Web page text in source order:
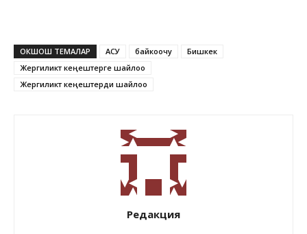
ОКШОШ ТЕМАЛАР АСУ байкоочу
Бишкек
Жергиликтүү кеңештерге шайлоо
Жергиликтүү кеңештерди шайлоо
Редакция